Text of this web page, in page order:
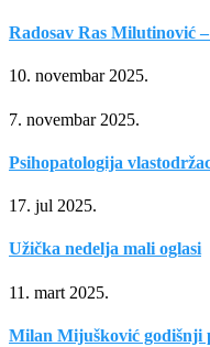
Radosav Ras Milutinović
10. novembar 2025.
7. novembar 2025.
Psihopatologija
17. jul 2025.
Užička nedelja mali oglasi
11. mart 2025.
Milan Mijušković godišnji